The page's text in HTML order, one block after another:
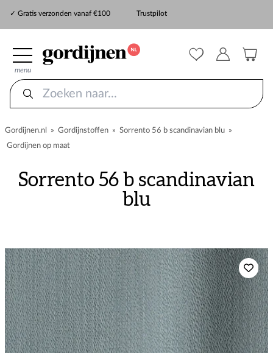
✓ Gratis verzonden vanaf €100
Trustpilot
menu
Gordijnen.nl » Gordijnstoffen » Sorrento 56 b scandinavian blu »
Gordijnen op maat
Sorrento 56 b scandinavian
blu